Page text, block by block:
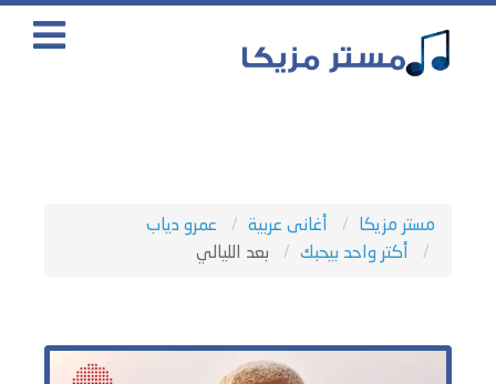
مستر مزيكا أغانى عربية
عمرو دياب
أكتر واحد بيحبك
بعد الليالي